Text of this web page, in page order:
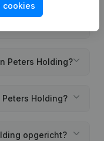
Peters Holding?
Peters Holding?
opgericht?
cookies